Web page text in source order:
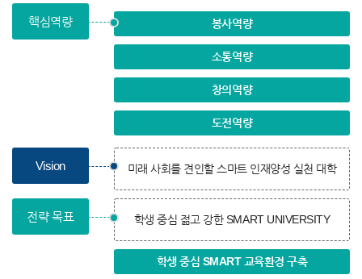
핵심역량 봉사역량
소통역량
창의역량
도전역량
Vision 미래 사회를 견인할 스마트 인재양성 실천 대학
전략 목표 학생 중심 젊고 강한 SMART UNIVERSITY
학생 중심 SMART 교육환경 구축